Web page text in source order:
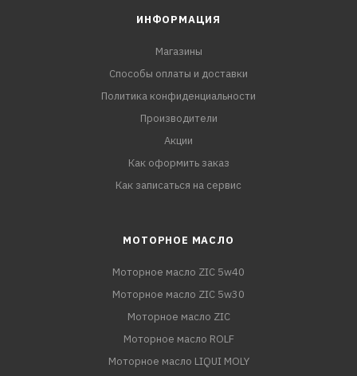
ИНФОРМАЦИЯ
Магазины
Способы оплаты и доставки
Политика конфиденциальности
Производители
Акции
Как оформить заказ
Как записаться на сервис
МОТОРНОЕ МАСЛО
Моторное масло ZIC 5w40
Моторное масло ZIC 5w30
Моторное масло ZIC
Моторное масло ROLF
Моторное масло LIQUI MOLY